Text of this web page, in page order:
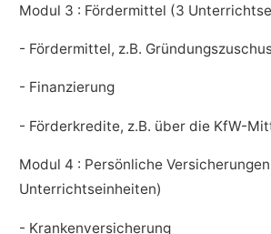
Modul 3 : Fördermittel (3
- Fördermittel, z.B.
- Finanzierung
- Förderkredite, z.B. über die KfW-
Modul 4 : Persönliche
Unterrichtseinheiten)
- Krankenversicherung